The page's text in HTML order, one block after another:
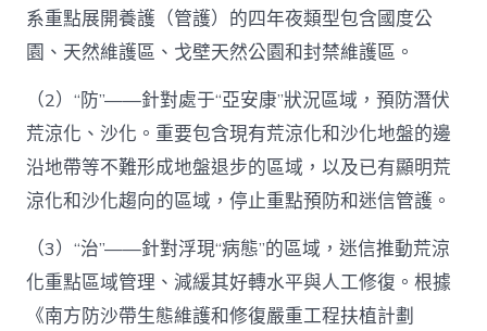
系重點展開養護（管護）的四年夜類型包含國度公
園、天然維護區、戈壁天然公園和封禁維護區。
（2）“防”——針對處于“亞安康”狀況區域，預防潛伏
荒涼化、沙化。重要包含現有荒涼化和沙化地盤的邊
沿地帶等不難形成地盤退步的區域，以及已有顯明荒
涼化和沙化趨向的區域，停止重點預防和迷信管護。
（3）“治”——針對浮現“病態”的區域，迷信推動荒涼
化重點區域管理、減緩其好轉水平與人工修復。根據
《南方防沙帶生態維護和修復嚴重工程扶植計劃